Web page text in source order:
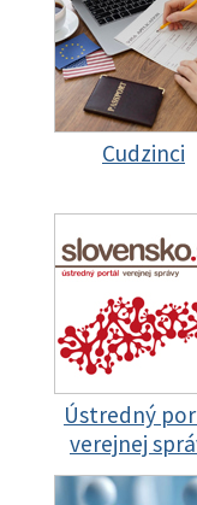
Cudzinci
Ústredný
verejnej